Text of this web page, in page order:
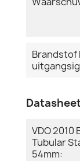
Brandstof
VDO 2010
Tubular
54mm: